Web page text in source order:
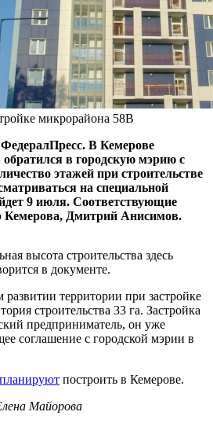
микрорайона 58В
В Кемерове
в городскую мэрию с
этажей при строительстве
на специальной
9 июля. Соответствующие
Кемерова, Дмитрий Анисимов.
высота строительства здесь
в документе.
территории при застройке
строительства 33 га. Застройка
предприниматель, он уже
соглашение с городской мэрии в
планируют построить в Кемерове.
Майорова